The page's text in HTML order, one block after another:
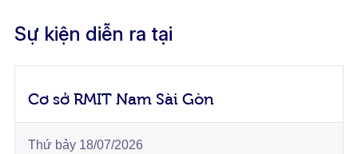
Sự kiện diễn ra tại
Cơ sở RMIT Nam Sài Gòn
Thứ bảy 18/07/2026